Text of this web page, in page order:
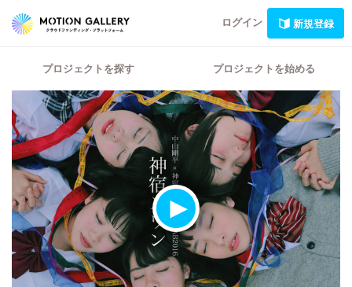
ログイン 新規登録
プロジェクトを探す プロジェクトを始める